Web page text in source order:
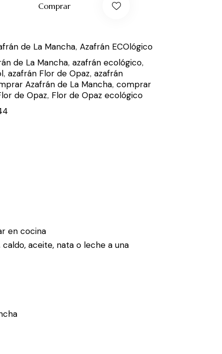
Comprar
de La Mancha, Azafrán ECOlógico
de La Mancha, azafrán ecológico,
, azafrán Flor de Opaz, azafrán
Azafrán de La Mancha, comprar
de Opaz, Flor de Opaz ecológico
en cocina
aceite, nata o leche a una